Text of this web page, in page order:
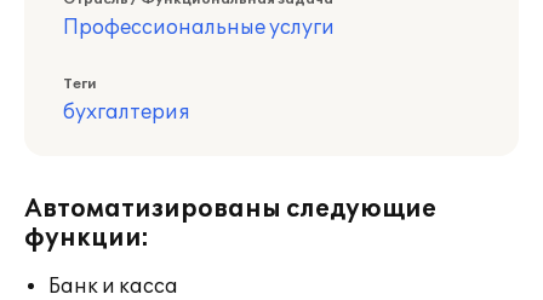
Профессиональные услуги
Теги
бухгалтерия
Автоматизированы следующие
функции:
Банк и касса